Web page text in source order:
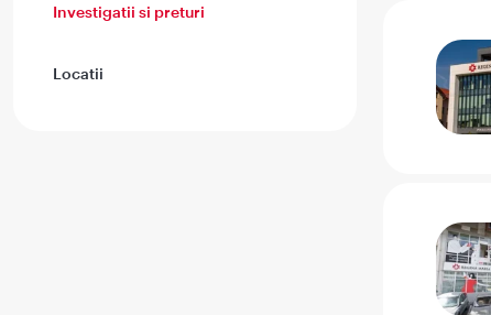
Investigatii si preturi
Locatii